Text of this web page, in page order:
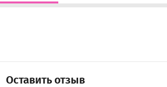
Оставить отзыв